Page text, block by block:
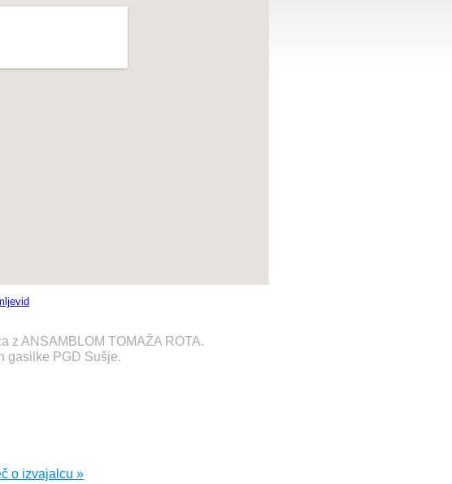
z ANSAMBLOM TOMAŽA ROTA.
gasilke PGD Sušje.
o izvajalcu »